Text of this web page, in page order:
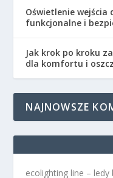
Oświetlenie wejścia
funkcjonalne i
Jak krok po kroku
dla komfortu i
NAJNOWSZE
ecolighting line – ledy